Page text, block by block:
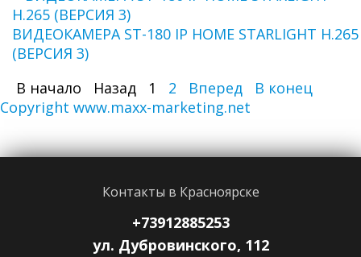
ВИДЕОКАМЕРА ST-180 IP HOME STARLIGHT H.265
(ВЕРСИЯ 3)
В начало
Назад 1 2 Вперед
В конец
Copyright www.maxx-marketing.net
Контакты в Красноярске
+73912885253
ул. Дубровинского, 112